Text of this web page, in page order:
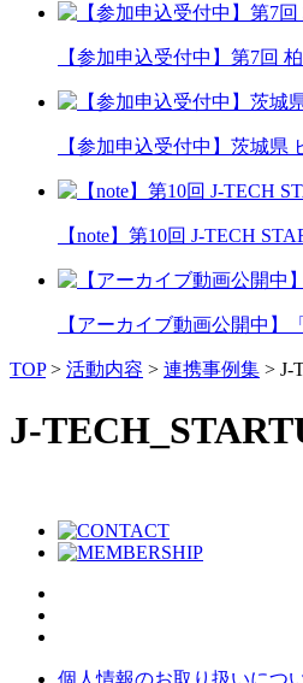
【参加申込受付中】第7回
【参加申込受付中】茨城県
【note】第10回 J-TECH
【アーカイブ動画公開中】
TOP> 活動内容 > 連携事例集 > J-
J-
個人情報のお取り扱いにつ